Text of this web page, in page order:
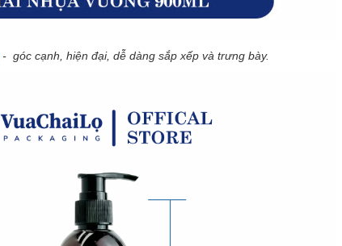
- góc cạnh, hiện đại, dễ dàng sắp xếp và trưng bày.